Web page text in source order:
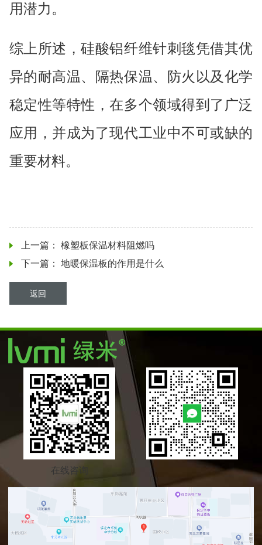
用潜力。
综上所述，硅酸铝纤维针刺毯凭借其优
异的耐高温、隔热保温、防火以及化学
稳定性等特性，在多个领域得到了广泛
应用，并成为了现代工业中不可或缺的
重要材料。
上一篇： 橡塑板保温材料阻燃吗
下一篇： 地暖保温板的作用是什么
返回
在线咨询